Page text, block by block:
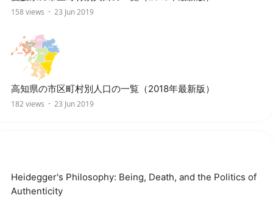
158 views 23 Jun 2019
高知県の市区町村別人口の一覧（2018年最新版）
182 views 23 Jun 2019
Heidegger's Philosophy: Being, Death, and the Politics of
Authenticity